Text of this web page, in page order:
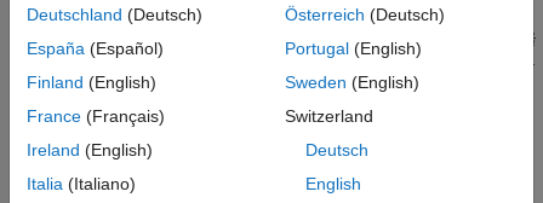
툴박스에는 읽기 및 쓰기를 손쉽게 설정할 수 있는 사용자
인터페이스와, 값을 확인할 수 있는 라이브 플롯(실시간 그래프)을
제공하는Modbus 탐색기
앱도 포함되어 있습니다. 자세한 내용은
Modbus 탐색기
를 참조하십시오. 앱을 사용하여 PLC에 읽고 쓰는
전체 워크플로를 보여주는 예제는Control PLC Using Modbus
Simulink®의 Modbus 클라이언트 블록을 사용하여 Modbus
Deutschland (Deutsch)
España (Español)
Finland (English)
France (Français)
Ireland (English)
Italia (Italiano)
Österreich (Deutsch)
Portugal(English)
Sweden (English)
Switzerland
Deutsch
English